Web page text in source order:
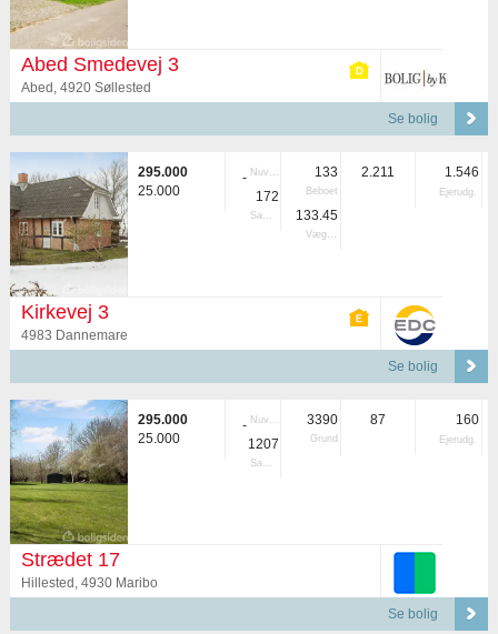
Abed Smedevej 3
Abed, 4920 Søllested
Se bolig
295.000
25.000
- Nuvær.
172
Samlet
133
Beboet
133.45
Vægtet
2.211 1.546
Ejerudg.
Kirkevej 3
4983 Dannemare
Se bolig
295.000
25.000
- Nuvær.
1207
Samlet
3390
Grund
87 160
Ejerudg.
Strædet 17
Hillested, 4930 Maribo
Se bolig